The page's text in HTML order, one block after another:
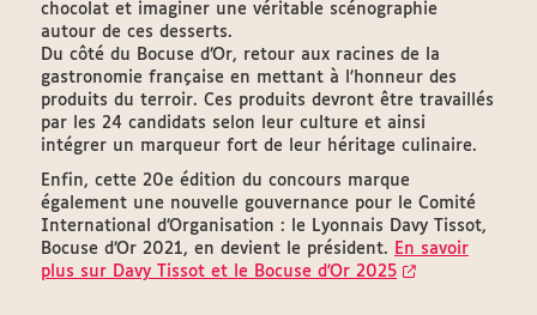
chocolat et imaginer une véritable scénographie
autour de ces desserts.
Du côté du Bocuse d’Or, retour aux racines de la
gastronomie française en mettant à l’honneur des
produits du terroir. Ces produits devront être travaillés
par les 24 candidats selon leur culture et ainsi
intégrer un marqueur fort de leur héritage culinaire.
Enfin, cette 20e édition du concours marque
également une nouvelle gouvernance pour le Comité
International d’Organisation : le Lyonnais Davy Tissot,
Bocuse d’Or 2021, en devient le président.
En savoir
plus sur Davy Tissot et le Bocuse d'Or 2025